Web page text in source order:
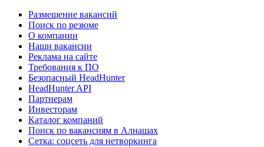
Размещение вакансий
Поиск по резюме
О компании
Наши вакансии
Реклама на сайте
Требования к ПО
Безопасный HeadHunter
HeadHunter API
Партнерам
Инвесторам
Каталог компаний
Поиск по вакансиям в Алнашах
Сетка: соцсеть для нетворкинга